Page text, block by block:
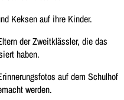
Keksen auf ihre Kinder.
der Zweitklässler, die das
haben.
auf dem Schulhof
werden.